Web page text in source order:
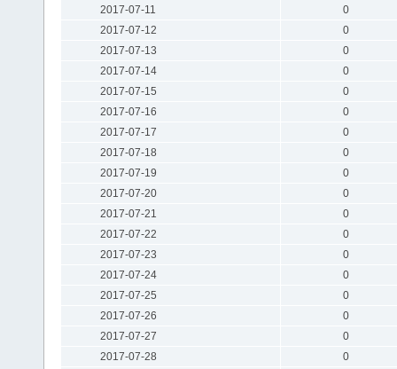
2017-07-11
0
2017-07-12
0
2017-07-13
0
2017-07-14
0
2017-07-15
0
2017-07-16
0
2017-07-17
0
2017-07-18
0
2017-07-19
0
2017-07-20
0
2017-07-21
0
2017-07-22
0
2017-07-23
0
2017-07-24
0
2017-07-25
0
2017-07-26
0
2017-07-27
0
2017-07-28
0